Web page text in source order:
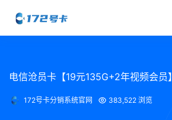
电信沧员卡【19元135G+2年视频会员】
172号卡分销系统官网 383,522 浏览